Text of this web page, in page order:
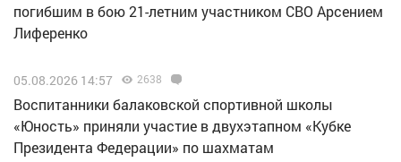
погибшим в бою 21-летним участником СВО Арсением
Лиференко
05.08.2026 14:57 2638
Воспитанники балаковской спортивной школы
«Юность» приняли участие в двухэтапном «Кубке
Президента Федерации» по шахматам